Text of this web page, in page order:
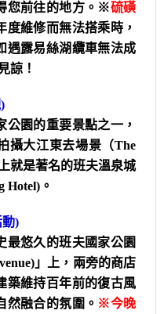
您前往的地方。※硫磺
度維修而無法搭乘時，
遇露易絲湖纜車無法成
諒！
公園的重要景點之一，
攝大江東去場景（The
就是著名的班夫溫泉城
Hotel)。
)
最悠久的班夫國家公園
」上，兩旁的商店
築維持百年前的復古風
然融合的氛圍。 ※今晚